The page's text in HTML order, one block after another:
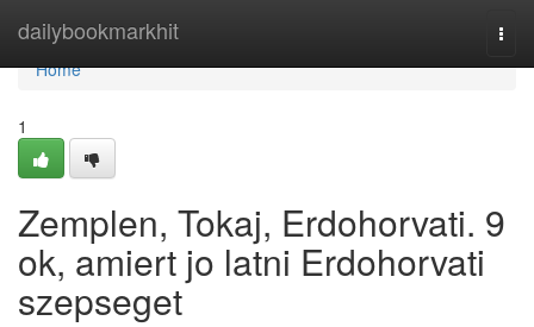
dailybookmarkhit
Home
Home
1
Zemplen, Tokaj, Erdohorvati. 9
ok, amiert jo latni Erdohorvati
szepseget